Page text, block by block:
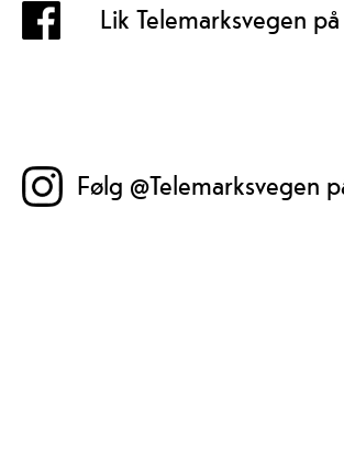
Lik Telemarksvegen
Følg @Telemarksvegen